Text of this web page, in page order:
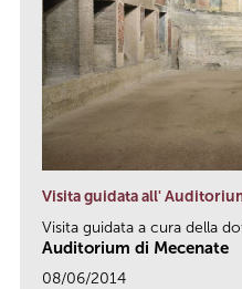
Visita guidata all'
Visita guidata a cura della
Auditorium di Mecenate
08/06/2014